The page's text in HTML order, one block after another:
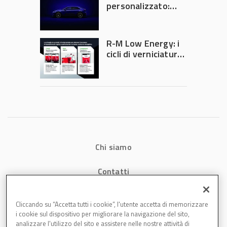
personalizzato:
diventa ingegneria
di precisione
R-M Low Energy: i
cicli di verniciatura
tempi e costi in
Chi siamo
Contatti
Cookies
Cliccando su “Accetta tutti i cookie”, l'utente accetta di memorizzare
i cookie sul dispositivo per migliorare la navigazione del sito,
analizzare l'utilizzo del sito e assistere nelle nostre attività di